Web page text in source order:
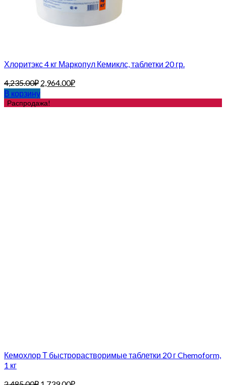
Хлоритэкс 4 кг Маркопул Кемиклс, таблетки 20 гр.
4,235.00₽ 2,964.00₽
В корзину
Распродажа!
Кемохлор Т быстрорастворимые таблетки 20 г Chemoform,
1 кг